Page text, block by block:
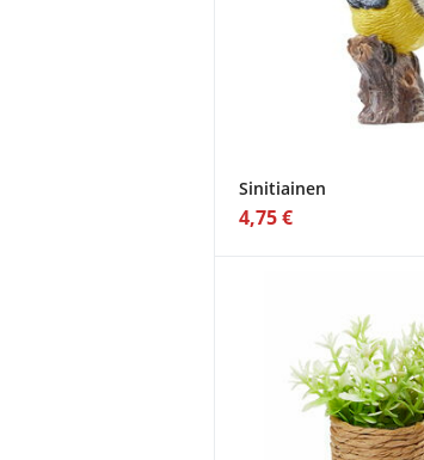
Sinitiainen
4,75 €